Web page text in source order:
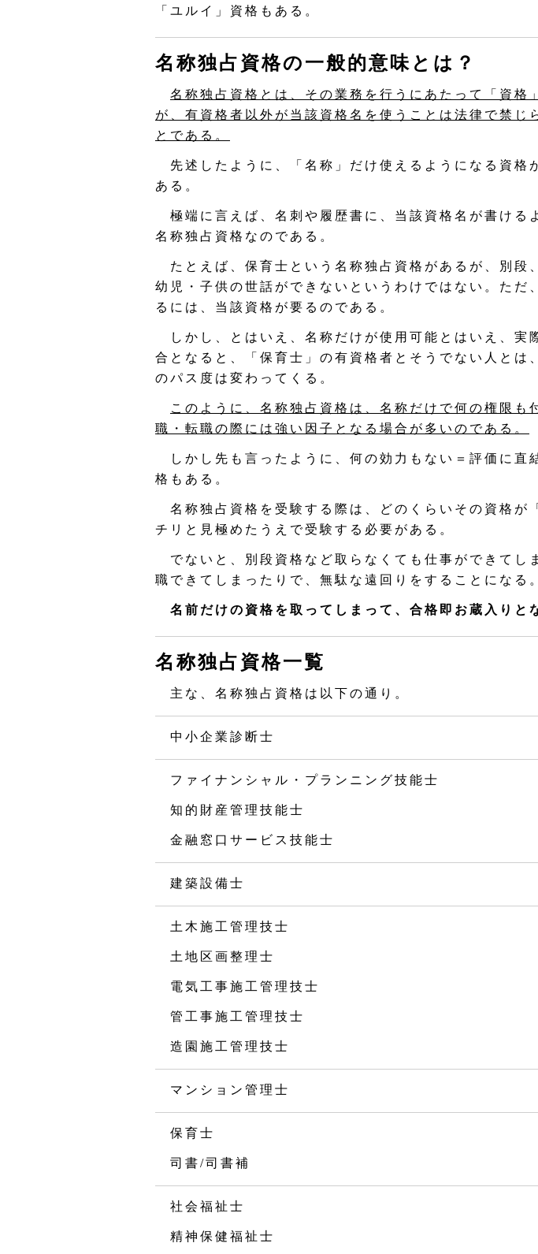
「ユルイ」資格もある。
名称独占資格の一般的意味とは？
名称独占資格とは、その業務を行うにあたって「資格
が、有資格者以外が当該資格名を使うことは法律で禁じ
とである。
先述したように、「名称」だけ使えるようになる資格
ある。
極端に言えば、名刺や履歴書に、当該資格名が書ける
名称独占資格なのである。
たとえば、保育士という名称独占資格があるが、別段
幼児・子供の世話ができないというわけではない。ただ
るには、当該資格が要るのである。
しかし、とはいえ、名称だけが使用可能とはいえ、実
合となると、「保育士」の有資格者とそうでない人とは
のパス度は変わってくる。
このように、名称独占資格は、名称だけで何の権限も
職・転職の際には強い因子となる場合が多いのである。
しかし先も言ったように、何の効力もない＝評価に直
格もある。
名称独占資格を受験する際は、どのくらいその資格が
チリと見極めたうえで受験する必要がある。
でないと、別段資格など取らなくても仕事ができてし
職できてしまったりで、無駄な遠回りをすることになる。
名前だけの資格を取ってしまって、合格即お蔵入りと
名称独占資格一覧
主な、名称独占資格は以下の通り。
中小企業診断士
ファイナンシャル・プランニング技能士
知的財産管理技能士
金融窓口サービス技能士
建築設備士
土木施工管理技士
土地区画整理士
電気工事施工管理技士
管工事施工管理技士
造園施工管理技士
マンション管理士
保育士
司書/司書補
社会福祉士
精神保健福祉士